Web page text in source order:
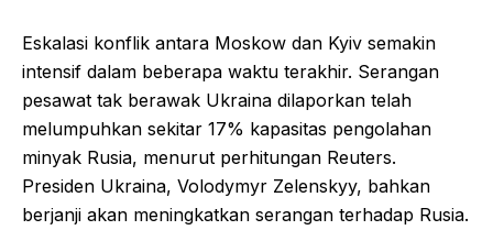
Eskalasi konflik antara Moskow dan Kyiv semakin
intensif dalam beberapa waktu terakhir. Serangan
pesawat tak berawak Ukraina dilaporkan telah
melumpuhkan sekitar 17% kapasitas pengolahan
minyak Rusia, menurut perhitungan Reuters.
Presiden Ukraina, Volodymyr Zelenskyy, bahkan
berjanji akan meningkatkan serangan terhadap Rusia.